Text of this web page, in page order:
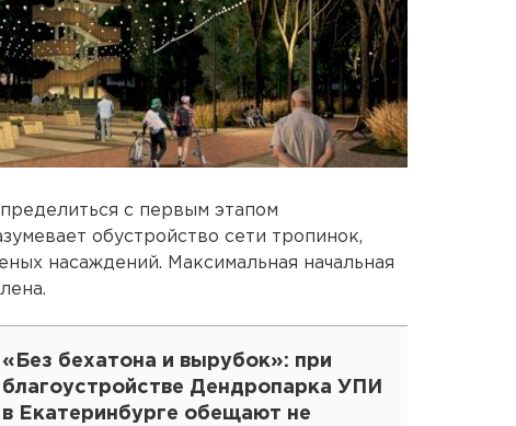
с первым этапом
обустройство сети тропинок,
насаждений. Максимальная начальная
«Без бехатона и вырубок»: при
благоустройстве Дендропарка УПИ
в Екатеринбурге обещают не